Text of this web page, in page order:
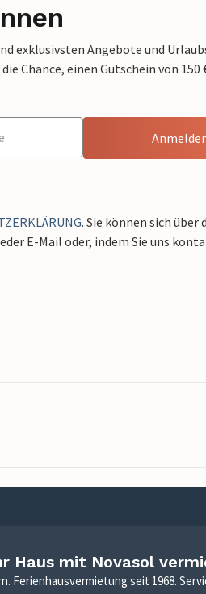
exklusivsten Angebote und
Chance, einen Gutschein von 150
. Sie können sich über
E-Mail oder, indem Sie uns
Haus mit Novasol
Ferienhausvermietung seit 1968.